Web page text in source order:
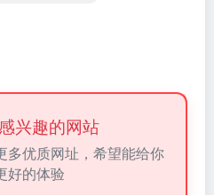
兴趣的网站
多优质网址，希望能给你
好的体验